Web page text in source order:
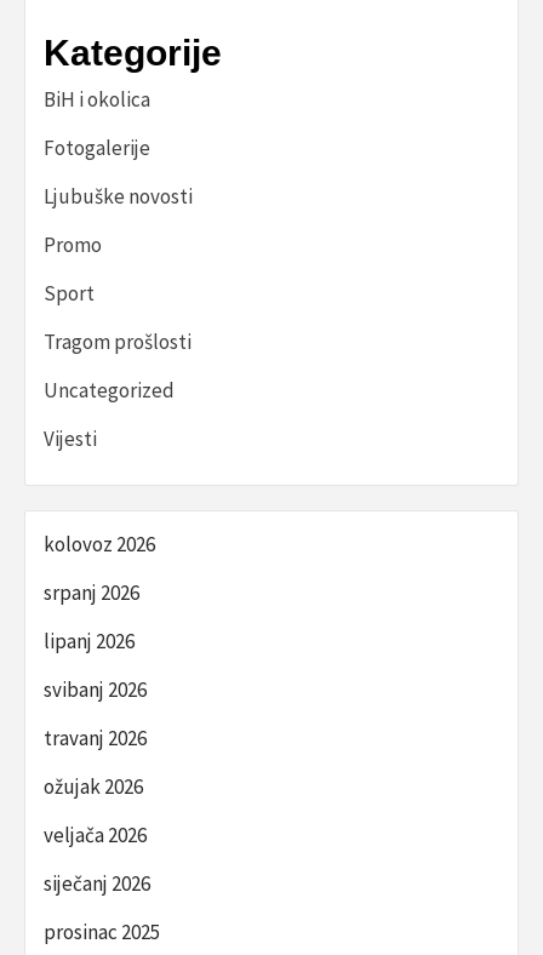
Kategorije
BiH i okolica
Fotogalerije
Ljubuške novosti
Promo
Sport
Tragom prošlosti
Uncategorized
Vijesti
kolovoz 2026
srpanj 2026
lipanj 2026
svibanj 2026
travanj 2026
ožujak 2026
veljača 2026
siječanj 2026
prosinac 2025